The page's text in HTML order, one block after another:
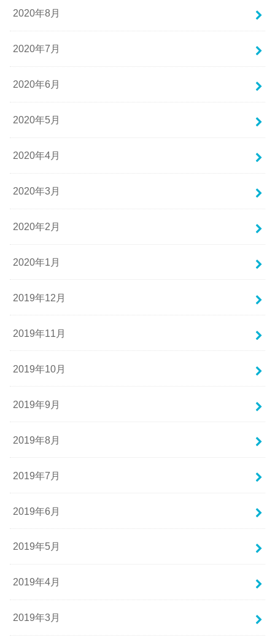
2020年8月
2020年7月
2020年6月
2020年5月
2020年4月
2020年3月
2020年2月
2020年1月
2019年12月
2019年11月
2019年10月
2019年9月
2019年8月
2019年7月
2019年6月
2019年5月
2019年4月
2019年3月